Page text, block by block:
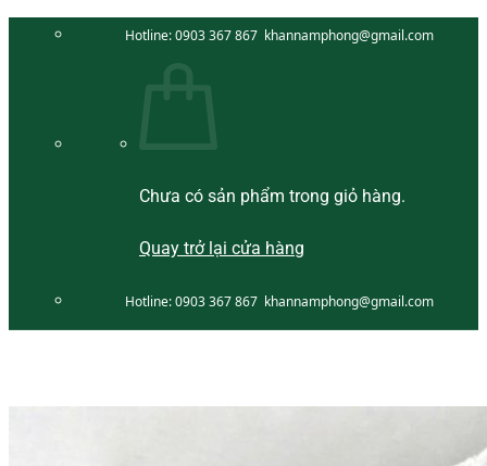
Hotline:0903 367 867 khannamphong@gmail.com
Chưa có sản phẩm trong giỏ hàng.
Quay trở lại cửa hàng
Hotline:0903 367 867 khannamphong@gmail.com